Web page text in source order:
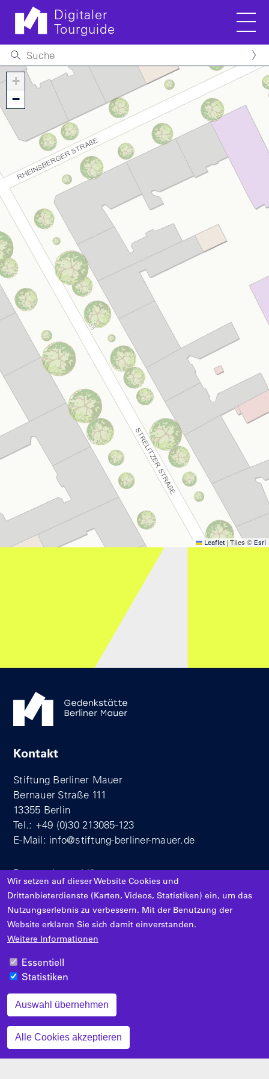
Direkt zum Inhalt
Digitaler
Tourguide
Filter
+
−
Leaflet | Tiles © Esri
Kontakt
Stiftung Berliner Mauer
Bernauer Straße 111
13355 Berlin
Tel.: +49 (0)30 213085-123
E-Mail: info@stiftung-berliner-mauer.de
Datenschutzerklärung
Impressum
Gefördert von
Wir setzen auf dieser Website Cookies und
Drittanbieterdienste (Karten, Videos, Statistiken) ein, um das
Nutzungserlebnis zu verbessern. Mit der Benutzung der
Website erklären Sie sich damit einverstanden.
Weitere Informationen
Essentiell
Statistiken
Auswahl übernehmen
Alle Cookies akzeptieren